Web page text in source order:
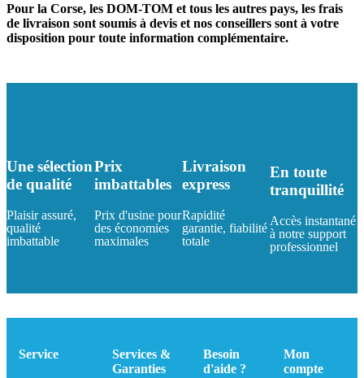
Pour la Corse, les DOM-TOM et tous les autres pays, les frais
de livraison sont soumis à devis et nos conseillers sont à votre
disposition pour toute information complémentaire.
Une sélection
de qualité
Plaisir assuré,
qualité
imbattable
Prix
imbattables
Prix d'usine pour
des économies
maximales
Livraison
express
Rapidité
garantie, fiabilité
totale
En toute
tranquillité
Accès instantané
à notre support
professionnel
Service
Services &
Garanties
Besoin
d'aide ?
Mon
compte